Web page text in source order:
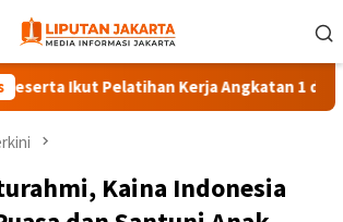
Ikut Pelatihan Kerja Angkatan 1 di PPKD
Kaina Indonesia